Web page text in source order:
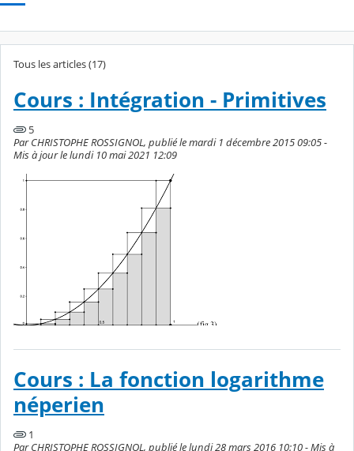
Tous les articles (17)
Cours : Intégration - Primitives
5
Par CHRISTOPHE ROSSIGNOL, publié le mardi 1 décembre 2015 09:05 -
Mis à jour le lundi 10 mai 2021 12:09
Cours : La fonction logarithme
néperien
1
Par CHRISTOPHE ROSSIGNOL, publié le lundi 28 mars 2016 10:10 - Mis à